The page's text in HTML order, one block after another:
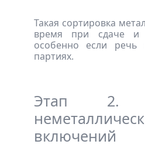
Такая сортировка
время при сдаче и
особенно если
партиях.
Этап 2.
включений